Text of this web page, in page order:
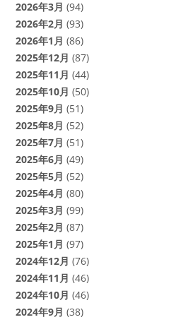
2026年3月 (94)
2026年2月 (93)
2026年1月 (86)
2025年12月 (87)
2025年11月 (44)
2025年10月 (50)
2025年9月 (51)
2025年8月 (52)
2025年7月 (51)
2025年6月 (49)
2025年5月 (52)
2025年4月 (80)
2025年3月 (99)
2025年2月 (87)
2025年1月 (97)
2024年12月 (76)
2024年11月 (46)
2024年10月 (46)
2024年9月 (38)